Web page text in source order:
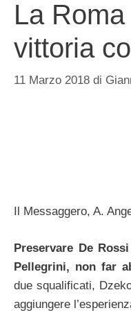
La
vittoria
11 Marzo 2018 di
Il Messaggero, A.
Preservare De
Pellegrini, non far
due squalificati,
aggiungere